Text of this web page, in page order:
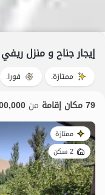
إيجار جناح و منزل
ممتازة. فورا.
79 مكان إقامة من
ممتازة
2 سكن